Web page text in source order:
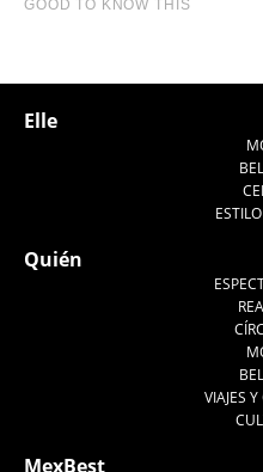
Elle
Quién
VIAJES
MexBest